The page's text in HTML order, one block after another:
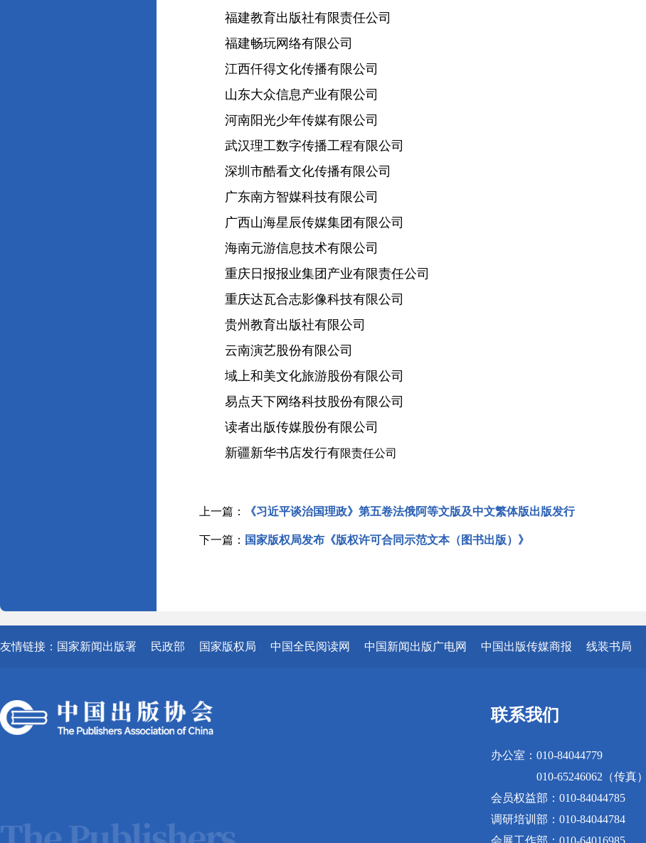
福建教育出版社有限责任公司
福建畅玩网络有限公司
江西仟得文化传播有限公司
山东大众信息产业有限公司
河南阳光少年传媒有限公司
武汉理工数字传播工程有限公司
深圳市酷看文化传播有限公司
广东南方智媒科技有限公司
广西山海星辰传媒集团有限公司
海南元游信息技术有限公司
重庆日报报业集团产业有限责任公司
重庆达瓦合志影像科技有限公司
贵州教育出版社有限公司
云南演艺股份有限公司
域上和美文化旅游股份有限公司
易点天下网络科技股份有限公司
读者出版传媒股份有限公司
新疆新华书店发行有限责任公司
上一篇： 《习近平谈治国理政》第五卷法俄阿等文版及中文繁体版出版发行
下一篇： 国家版权局发布《版权许可合同示范文本（图书出版）》
友情链接： 国家新闻出版署 民政部 国家版权局 中国全民阅读网 中国新闻出版广电网 中国出版传媒商报 线装书局
联系我们
办公室：010-84044779
010-65246062（传真）
会员权益部：010-84044785
调研培训部：010-84044784
会展工作部：010-64016985